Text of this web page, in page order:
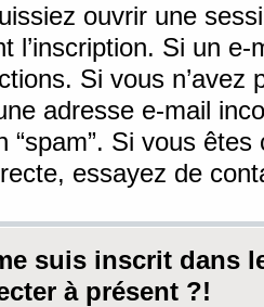
ouvrir une
l’inscription. Si un
Si vous n’avez
adresse e-mail
“spam”. Si vous
essayez de
suis inscrit dans
à présent ?!